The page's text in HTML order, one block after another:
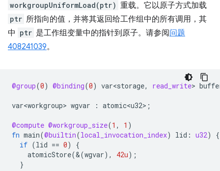
workgroupUniformLoad(ptr) 重载。它以原子方式加载
ptr 所指向的值，并将其返回给工作组中的所有调用，其
中 ptr 是工作组变量中的指针到原子。请参阅问题
408241039。
@group(0) @binding(0) var<storage, read_write>
var<workgroup> wgvar : atomic<u32> ;
@compute @workgroup_size(1 , 1 )
fn main(@builtin(local_invocation_index) lid : u32)
{
if (lid == 0)
{
atomicStore(&(wgvar), 42u);
}